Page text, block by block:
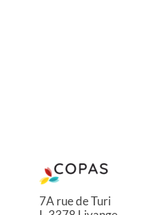
7A rue de Turi